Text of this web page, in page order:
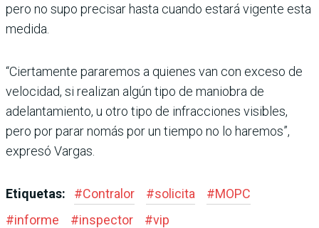
pero no supo precisar hasta cuando estará vigente esta
medida.
“Ciertamente pararemos a quienes van con exceso de
velo­cidad, si realizan algún tipo de maniobra de
adelantamiento, u otro tipo de infracciones visi­bles,
pero por parar nomás por un tiempo no lo haremos”,
expresó Vargas.
Etiquetas: #Contralor #solicita #MOPC
#informe #inspector #vip